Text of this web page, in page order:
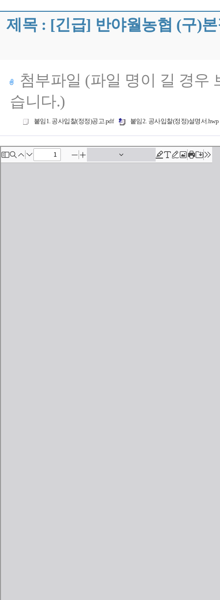
제목 : [긴급] 반야월농협 (구)
첨부파일 (파일 명이 길 경우
습니다.)
붙임1. 공사입찰(정정)공고.pdf 붙임2. 공사입찰(정정)설명서.hwp